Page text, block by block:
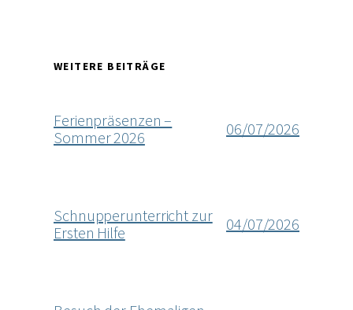
WEITERE BEITRÄGE
Ferienpräsenzen –
Sommer 2026
06/07/2026
Schnupperunterricht zur
Ersten Hilfe
04/07/2026